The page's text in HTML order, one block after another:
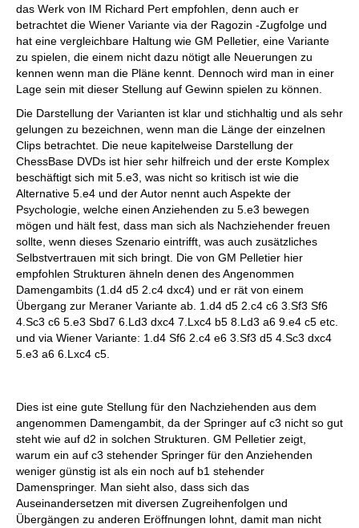
das Werk von IM Richard Pert empfohlen, denn auch er
betrachtet die Wiener Variante via der Ragozin -Zugfolge und
hat eine vergleichbare Haltung wie GM Pelletier, eine Variante
zu spielen, die einem nicht dazu nötigt alle Neuerungen zu
kennen wenn man die Pläne kennt. Dennoch wird man in einer
Lage sein mit dieser Stellung auf Gewinn spielen zu können.
Die Darstellung der Varianten ist klar und stichhaltig und als sehr
gelungen zu bezeichnen, wenn man die Länge der einzelnen
Clips betrachtet. Die neue kapitelweise Darstellung der
ChessBase DVDs ist hier sehr hilfreich und der erste Komplex
beschäftigt sich mit 5.e3, was nicht so kritisch ist wie die
Alternative 5.e4 und der Autor nennt auch Aspekte der
Psychologie, welche einen Anziehenden zu 5.e3 bewegen
mögen und hält fest, dass man sich als Nachziehender freuen
sollte, wenn dieses Szenario eintrifft, was auch zusätzliches
Selbstvertrauen mit sich bringt. Die von GM Pelletier hier
empfohlen Strukturen ähneln denen des Angenommen
Damengambits (1.d4 d5 2.c4 dxc4) und er rät von einem
Übergang zur Meraner Variante ab. 1.d4 d5 2.c4 c6 3.Sf3 Sf6
4.Sc3 c6 5.e3 Sbd7 6.Ld3 dxc4 7.Lxc4 b5 8.Ld3 a6 9.e4 c5 etc.
und via Wiener Variante: 1.d4 Sf6 2.c4 e6 3.Sf3 d5 4.Sc3 dxc4
5.e3 a6 6.Lxc4 c5.
Dies ist eine gute Stellung für den Nachziehenden aus dem
angenommen Damengambit, da der Springer auf c3 nicht so gut
steht wie auf d2 in solchen Strukturen. GM Pelletier zeigt,
warum ein auf c3 stehender Springer für den Anziehenden
weniger günstig ist als ein noch auf b1 stehender
Damenspringer. Man sieht also, dass sich das
Auseinandersetzen mit diversen Zugreihenfolgen und
Übergängen zu anderen Eröffnungen lohnt, damit man nicht